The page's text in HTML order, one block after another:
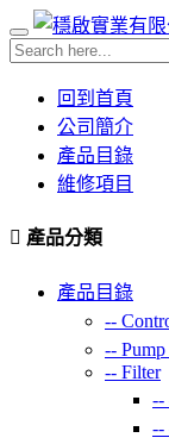
回到首頁
公司簡介
產品目錄
維修項目
產品分類
產品目錄
--
--
-- Filter
--
--